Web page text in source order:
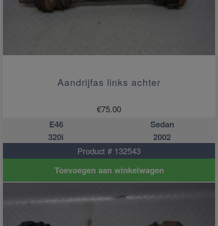
Aandrijfas links achter
€75.00
E46
Sedan
320i
2002
Product # 132543
Toevoegen aan winkelwagen